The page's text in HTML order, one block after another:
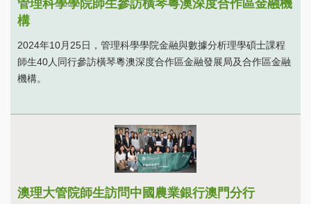
管理科學學院師生參訪橫琴粵澳深度合作區金融機
構
2024年10月25日，管理科學學院金融與數據分析理學碩士課程
師生40人同行參訪橫琴粵澳深度合作區金融發展局及合作區金融
機構。
澳理大管院師生訪問中國農業銀行澳門分行